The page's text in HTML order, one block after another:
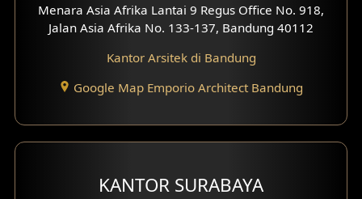
Desain Interior Kantor
Eksterior dengan Pagar
Fasad Ruko
Menara Asia Afrika Lantai 9 Regus Office No. 918,
Jalan Asia Afrika No. 133-137, Bandung 40112
Kantor Arsitek di Bandung
Google Map Emporio Architect Bandung
KANTOR SURABAYA